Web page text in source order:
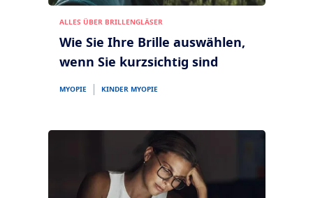
ALLES ÜBER BRILLENGLÄSER
Wie Sie Ihre Brille auswählen,
wenn Sie kurzsichtig sind
MYOPIE KINDER MYOPIE